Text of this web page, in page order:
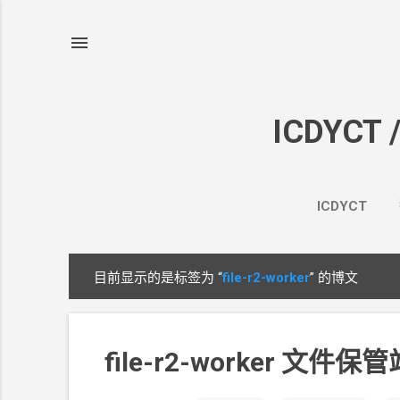
ICDYCT
ICDYCT
文
目前显示的是标签为 “file-r2-worker” 的博文
file-r2-worker 文件保管